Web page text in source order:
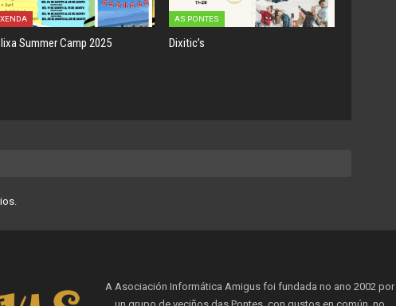
Summer Camp 2025
AS PONTES
Dixitic’s
A Asociación Informática Amigus foi fundada no ano 2002 por